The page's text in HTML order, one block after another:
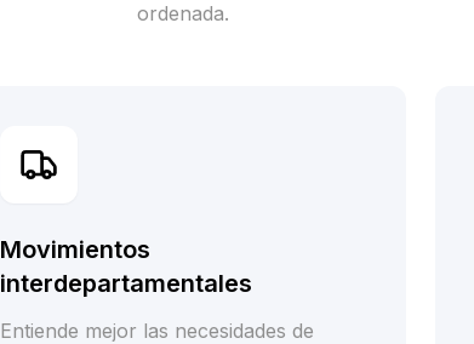
ordenada.
Movimientos
interdepartamentales
Entiende mejor las necesidades de